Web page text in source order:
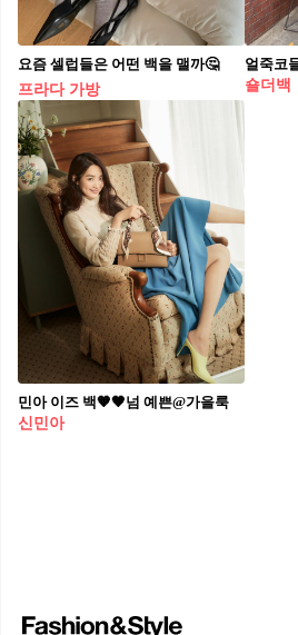
요즘 셀럽들은 어떤 백을 맬까🤔
프라다 가방
얼죽코
숄더백
민아 이즈 백🧡🖤넘 예쁜@가을룩
신민아